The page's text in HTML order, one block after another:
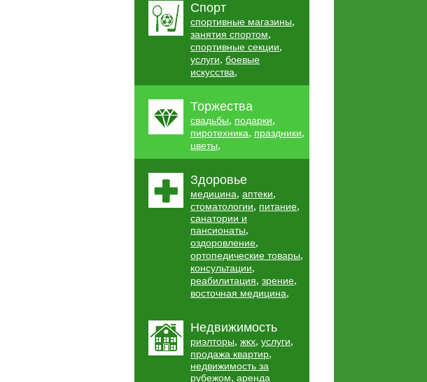
Спорт
спортивные магазины,
занятия спортом,
спортивные секции,
услуги, боевые
искусства,
Торжества
свадьбы, подарки,
пиротехника, праздники,
цветы,
Здоровье
медицина, аптеки,
стоматологии, питание,
санатории и
пансионаты,
оздоровление,
ортопедические товары,
консультации,
реабилитация, зрение,
восточная медицина,
Недвижимость
риэлторы, жкх, услуги,
продажа квартир,
недвижимость за
рубежом, аренда